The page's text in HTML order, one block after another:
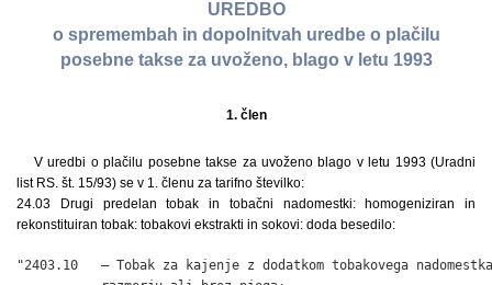
UREDBO
o spremembah in dopolnitvah uredbe o plačilu
posebne takse za uvoženo, blago v letu 1993
1. člen
V uredbi o plačilu posebne takse za uvoženo blago v letu 1993 (Uradni
list RS. št. 15/93) se v 1. členu za tarifno številko:
24.03 Drugi predelan tobak in tobačni nadomestki: homogeniziran in
rekonstituiran tobak: tobakovi ekstrakti in sokovi: doda besedilo:
"2403.10   – Tobak za kajenje z dodatkom tobakovega